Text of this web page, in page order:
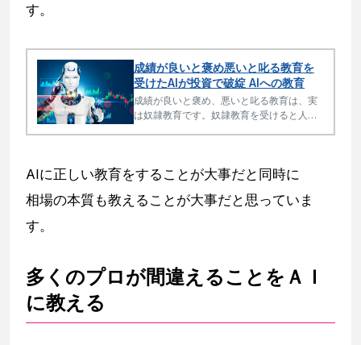
す。
成績が良いと褒め悪いと叱る教育を
受けたAIが投資で破綻 AIへの教育
成績が良いと褒め、悪いと叱る教育は、実
は奴隷教育です。奴隷教育を受けると人も
AIに正しい教育をすることが大事だと同時に
相場の本質も教えることが大事だと思っていま
す。
多くのプロが間違えることをＡＩ
に教える